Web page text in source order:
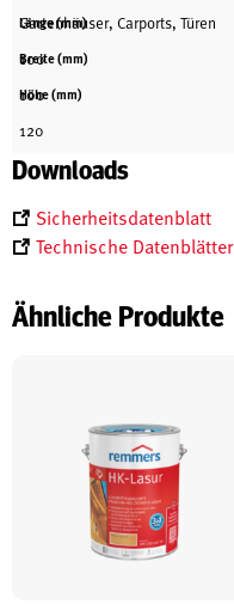
Gartenhäuser, Carports, Türen
Länge (mm)
100
Breite (mm)
100
Höhe (mm)
120
Downloads
Sicherheitsdatenblatt
Technische Datenblätter
Ähnliche Produkte